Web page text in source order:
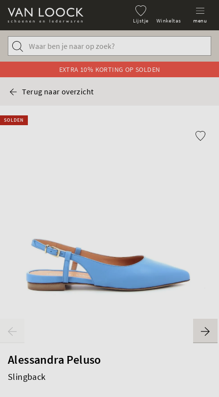
Lijstje Winkeltas menu
EXTRA 10% KORTING OP SOLDEN
Terug naar overzicht
SOLDEN
Alessandra Peluso
Slingback